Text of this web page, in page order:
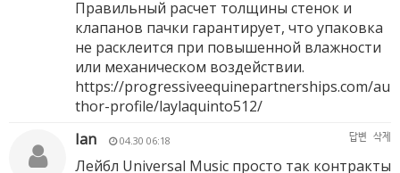
Правильный расчет толщины стенок и
клапанов пачки гарантирует, что упаковка
не расклеится при повышенной влажности
или механическом воздействии.
https://progressiveequinepartnerships.com/au
thor-profile/laylaquinto512/
Ian
04.30 06:18 답변 삭제
Лейбл Universal Music просто так контракты